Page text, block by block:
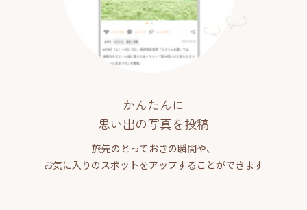
かんたんに
思い出の写真を投稿
旅先のとっておきの瞬間や、
お気に入りのスポットをアップすることができます